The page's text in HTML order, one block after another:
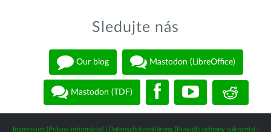
Sledujte nás
Our blog Mastodon (LibreOffice)
Mastodon (TDF)
Impressum (Právne informácie)| Datenschutzerklärung (Pravidlá ochrany súkromia)|